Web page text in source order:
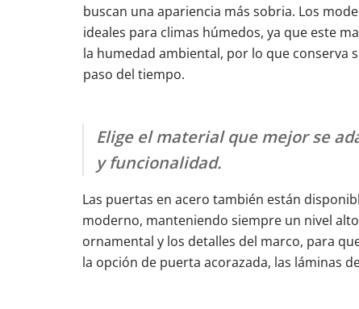
buscan una apariencia más sobria. Los
ideales para climas húmedos, ya que este
la humedad ambiental, por lo que conserva
paso del tiempo.
Elige el material que mejor se
y funcionalidad.
Las puertas en acero también están
moderno, manteniendo siempre un nivel
ornamental y los detalles del marco, para
la opción de puerta acorazada, las láminas